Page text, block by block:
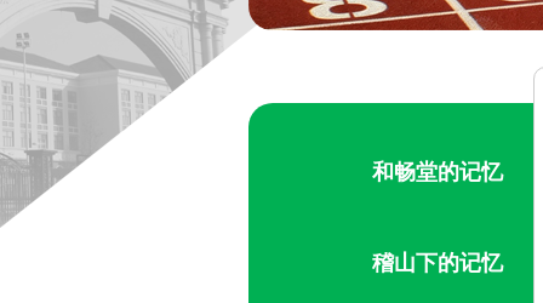
和畅堂的记忆
稽山下的记忆